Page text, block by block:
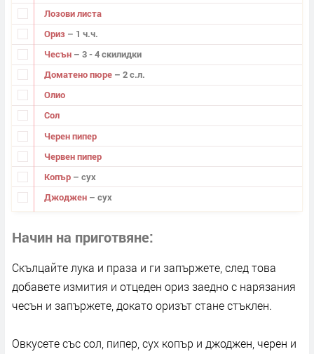
Лозови листа
Ориз – 1 ч.ч.
Чесън – 3 - 4 скилидки
Доматено пюре – 2 с.л.
Олио
Сол
Черен пипер
Червен пипер
Копър – сух
Джоджен – сух
Начин на приготвяне
Скълцайте лука и праза и ги запържете, след това
добавете измития и отцеден ориз заедно с нарязания
чесън и запържете, докато оризът стане стъклен.
Овкусете със сол, пипер, сух копър и джоджен, черен и